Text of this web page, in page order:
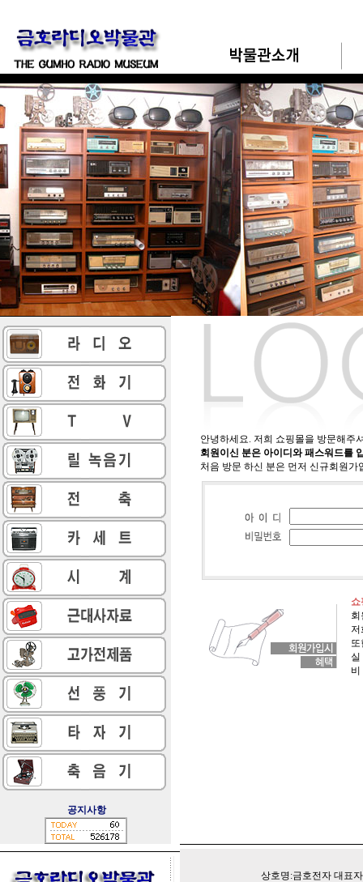
공지사항
안녕하세요. 저희 쇼핑몰을 방문해주
회원이신 분은 아이디와 패스워드를
처음 방문 하신 분은 먼저 신규회원
쇼
회
저
또
실
비
상호명:금호전자 대표